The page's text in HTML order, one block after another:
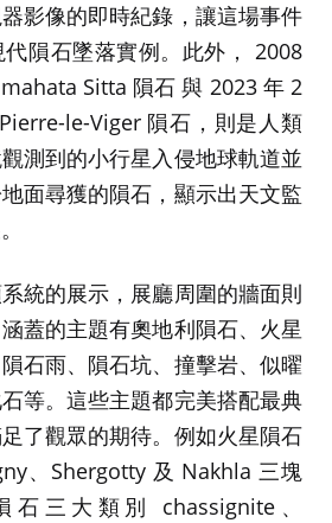
影像的即時紀錄，讓這場事件
隕石墜落實例。此外， 2008
Sitta 隕石 與 2023 年 2
le-Viger 隕石，則是人類
測到的小行星入侵地球軌道並
面尋獲的隕石，顯示出天文監
統的展示，展廳周圍的牆面則
蓋的主題有奧地利隕石、火星
石雨、隕石坑、撞擊岩、似曜
等。這些主題都完美搭配最典
了觀眾的期待。例如火星隕石
、Shergotty 及 Nakhla 三塊
三大類別 chassignite、